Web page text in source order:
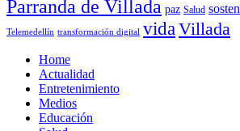
Parranda de Villada paz Salud
Telemedellín transformación digital vidaVillada
Home
Actualidad
Entretenimiento
Medios
Educación